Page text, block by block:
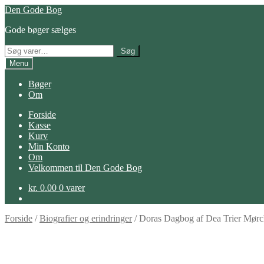
Spring
navigation
Spring
indhold
Den Gode Bog
Gode bøger sælges
Søg
efter:
Søg
Menu
Bøger
Om
Forside
Kasse
Kurv
Min Konto
Om
Velkommen til Den Gode Bog
kr. 0.00 0 varer
Forside /Biografier og erindringer/Doras Dagbog af Dea Trier